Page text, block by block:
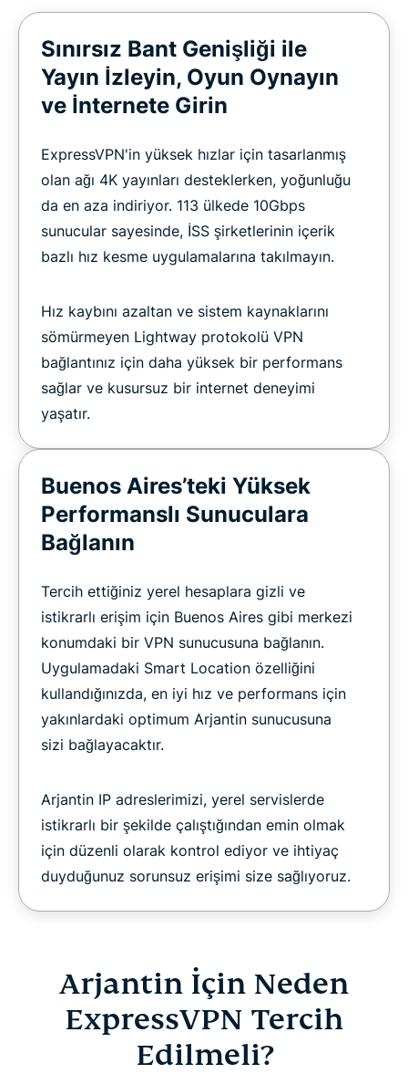
Sınırsız Bant Genişliği ile
Yayın İzleyin, Oyun Oynayın
ve İnternete Girin
ExpressVPN'in yüksek hızlar için tasarlanmış
olan ağı 4K yayınları desteklerken, yoğunluğu
da en aza indiriyor. 113 ülkede 10Gbps
sunucular sayesinde, İSS şirketlerinin içerik
bazlı hız kesme uygulamalarına takılmayın.
Hız kaybını azaltan ve sistem kaynaklarını
sömürmeyen Lightway protokolü VPN
bağlantınız için daha yüksek bir performans
sağlar ve kusursuz bir internet deneyimi
yaşatır.
Buenos Aires’teki Yüksek
Performanslı Sunuculara
Bağlanın
Tercih ettiğiniz yerel hesaplara gizli ve
istikrarlı erişim için Buenos Aires gibi merkezi
konumdaki bir VPN sunucusuna bağlanın.
Uygulamadaki Smart Location özelliğini
kullandığınızda, en iyi hız ve performans için
yakınlardaki optimum Arjantin sunucusuna
sizi bağlayacaktır.
Arjantin IP adreslerimizi, yerel servislerde
istikrarlı bir şekilde çalıştığından emin olmak
için düzenli olarak kontrol ediyor ve ihtiyaç
duyduğunuz sorunsuz erişimi size sağlıyoruz.
Arjantin İçin Neden
ExpressVPN Tercih
Edilmeli?